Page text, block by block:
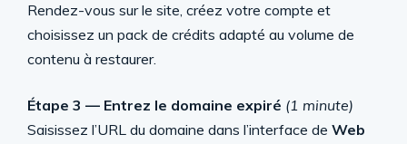
Rendez-vous sur le site, créez votre compte et
choisissez un pack de crédits adapté au volume de
contenu à restaurer.
Étape 3 — Entrez le domaine expiré (1 minute)
Saisissez l’URL du domaine dans l’interface de Web